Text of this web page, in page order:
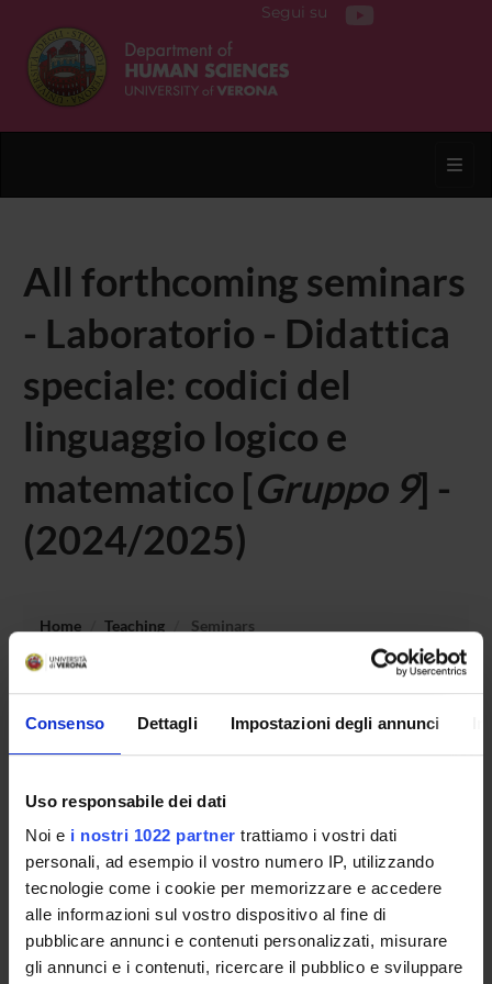
Consenso Dettagli Impostazioni degli annunci
Uso responsabile dei dati
Noi e i nostri 1022 partner trattiamo i vostri dati
personali, ad esempio il vostro numero IP, utilizzando
tecnologie come i cookie per memorizzare e accedere
alle informazioni sul vostro dispositivo al fine di
pubblicare annunci e contenuti personalizzati, misurare
gli annunci e i contenuti, ricercare il pubblico e sviluppare
Segui su
All forthcoming seminars
- Laboratorio - Didattica
speciale: codici del
linguaggio logico e
matematico [Gruppo 9] -
(2024/2025)
Home Teaching Seminars
No recent seminar found relating to teaching Laboratorio -
Didattica speciale: codici del linguaggio logico e
STUDYING
COURSES
PHD PROGRAMMES AND POSTGRADUATE